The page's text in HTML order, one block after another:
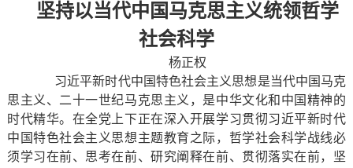
坚持以当代中国马克思主义统领哲学
社会科学
杨正权
习近平新时代中国特色社会主义思想是当代中国马克
思主义、二十一世纪马克思主义，是中华文化和中国精神的
时代精华。在全党上下正在深入开展学习贯彻习近平新时代
中国特色社会主义思想主题教育之际，哲学社会科学战线必
须学习在前、思考在前、研究阐释在前、贯彻落实在前，坚